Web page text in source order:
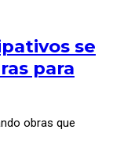
se
para
obras que